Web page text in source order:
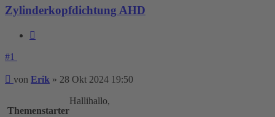
Zylinderkopfdichtung AHD
#1
Beitrag
von Erik » 28 Okt 2024 19:50
Themenstarter
Hallihallo,